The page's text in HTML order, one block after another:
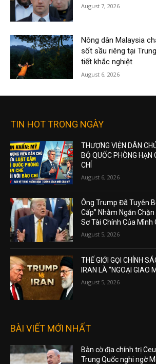
August 7, 2026
Nông dân Malaysia
sốt sầu riêng tại
tiết khắc nghiệt
August 6, 2026
TIN HOT TRONG NGÀY
THƯỢNG VIỆN DÂN
BỘ QUỐC PHÒNG HẠN
CHÍ
August 6, 2026
Ông Trump Đã Tuyên
Cấp” Nhằm Ngăn
Sơ Tài Chính Của Mình
August 5, 2026
THẾ GIỚI GỌI CHÍNH
IRAN LÀ “NGOẠI GIAO
August 5, 2026
BÀI VIẾT MỚI NHẤT
Bàn cờ địa chính trị
Trung Quốc nghi ngờ